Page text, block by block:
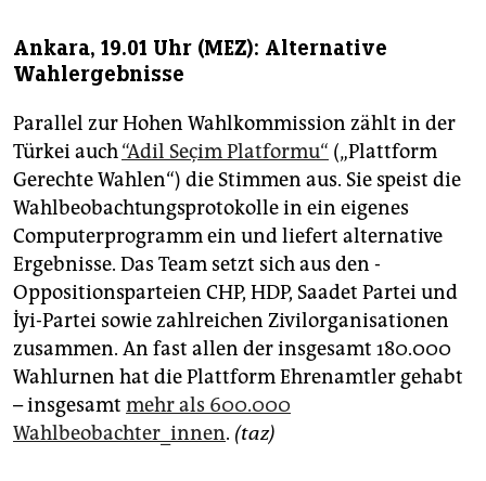
Ankara, 19.01 Uhr (MEZ): Alternative
Wahlergebnisse
Parallel zur Hohen Wahlkommission zählt in der
Türkei auch“Adil Seçim Platformu“ („Plattform
Gerechte Wahlen“) die Stimmen aus. Sie speist die
Wahlbeobachtungsprotokolle in ein eigenes
Computerprogramm ein und liefert alternative
Ergebnisse. Das Team setzt sich aus den ­
Oppositionsparteien CHP, HDP, Saadet Partei und
İyi-Partei sowie zahlreichen Zivilorganisationen
zusammen. An fast allen der insgesamt 180.000
Wahlurnen hat die Plattform Ehrenamtler gehabt
– insgesamt mehr als 600.000
Wahlbeobachter_innen. (taz)